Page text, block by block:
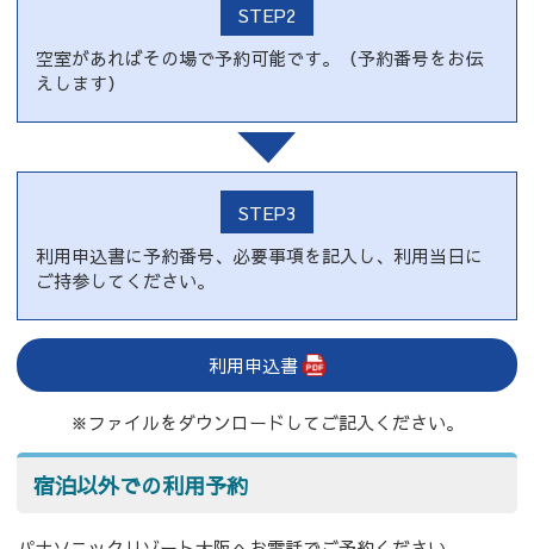
STEP2
空室があればその場で予約可能です。（予約番号をお伝
えします）
STEP3
利用申込書に予約番号、必要事項を記入し、利用当日に
ご持参してください。
利用申込書
※ファイルをダウンロードしてご記入ください。
宿泊以外での利用予約